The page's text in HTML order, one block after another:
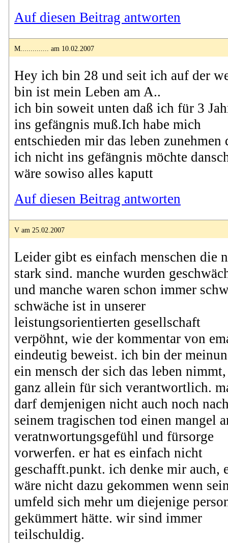
Auf diesen Beitrag antworten
M.............. am 10.02.2007
Hey ich bin 28 und seit ich auf der
bin ist mein Leben am A..
ich bin soweit unten daß ich für 3
ins gefängnis muß.Ich habe mich
entschieden mir das leben zunehmen
ich nicht ins gefängnis möchte
wäre sowiso alles kaputt
Auf diesen Beitrag antworten
V am 25.02.2007
Leider gibt es einfach menschen die
stark sind. manche wurden
und manche waren schon immer
schwäche ist in unserer
leistungsorientierten gesellschaft
verpöhnt, wie der kommentar von
eindeutig beweist. ich bin der
ein mensch der sich das leben
ganz allein für sich verantwortlich.
darf demjenigen nicht auch noch
seinem tragischen tod einen mangel
veratnwortungsgefühl und fürsorge
vorwerfen. er hat es einfach nicht
geschafft.punkt. ich denke mir auch,
wäre nicht dazu gekommen wenn
umfeld sich mehr um diejenige
gekümmert hätte. wir sind immer
teilschuldig.